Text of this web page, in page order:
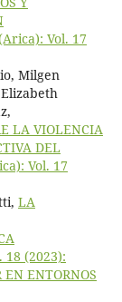
Vol. 17
Milgen
LA VIOLENCIA
DEL
Vol. 17
LA
(2023):
EN ENTORNOS